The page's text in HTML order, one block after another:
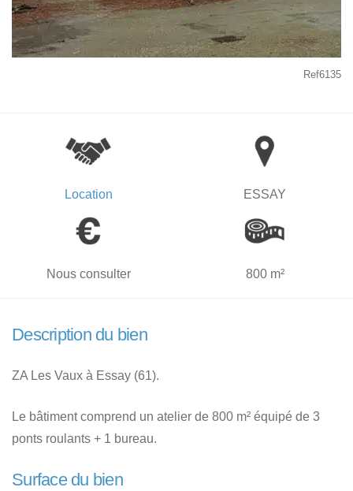
Ref6135
Location ESSAY
Nous consulter 800 m²
Description du bien
ZA Les Vaux à Essay (61).
Le bâtiment comprend un atelier de 800 m² équipé de 3
ponts roulants + 1 bureau.
Surface du bien